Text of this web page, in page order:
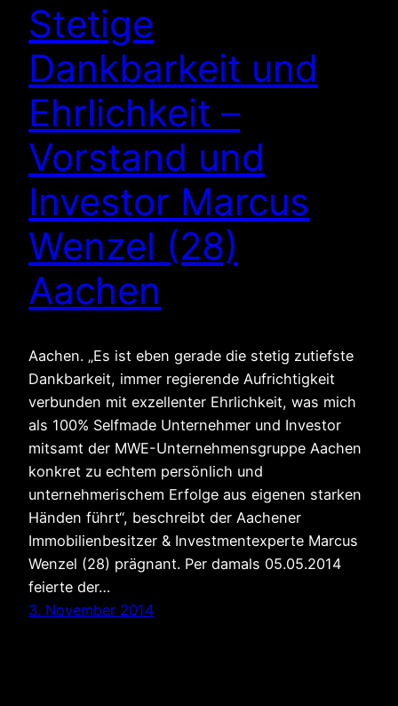
Stetige
Dankbarkeit und
Ehrlichkeit –
Vorstand und
Investor Marcus
Wenzel (28)
Aachen
Aachen. „Es ist eben gerade die stetig zutiefste
Dankbarkeit, immer regierende Aufrichtigkeit
verbunden mit exzellenter Ehrlichkeit, was mich
als 100% Selfmade Unternehmer und Investor
mitsamt der MWE-Unternehmensgruppe Aachen
konkret zu echtem persönlich und
unternehmerischem Erfolge aus eigenen starken
Händen führt“, beschreibt der Aachener
Immobilienbesitzer & Investmentexperte Marcus
Wenzel (28) prägnant. Per damals 05.05.2014
feierte der…
3. November 2014